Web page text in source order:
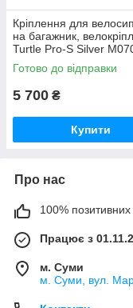
Кріплення для
на багажник,
Turtle Pro-S Silver
Готово до відправки
5 700 ₴
Купити
Про нас
100% позитивних
Працює з
м. Суми
м. Суми, вул.